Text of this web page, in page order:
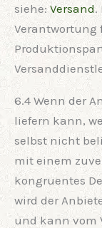
siehe: Versand.
Verantwortung
6.4 Wenn der
liefern kann,
selbst nicht
mit einem
kongruentes
wird der
und kann vom